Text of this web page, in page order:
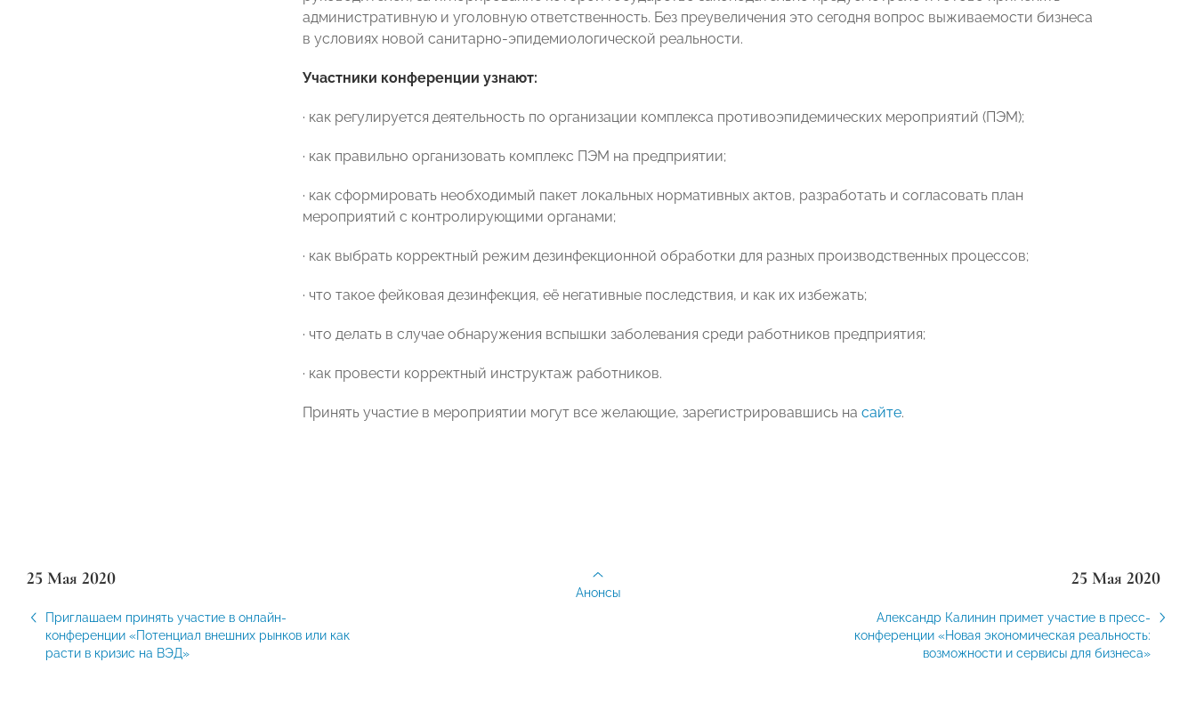
административную и уголовную ответственность. Без преувеличения это сегодня вопрос выживаемости бизнеса
в условиях новой санитарно-эпидемиологической реальности.
Участники конференции узнают:
· как регулируется деятельность по организации комплекса противоэпидемических мероприятий (ПЭМ);
· как правильно организовать комплекс ПЭМ на предприятии;
· как сформировать необходимый пакет локальных нормативных актов, разработать и согласовать план
мероприятий с контролирующими органами;
· как выбрать корректный режим дезинфекционной обработки для разных производственных процессов;
· что такое фейковая дезинфекция, её негативные последствия, и как их избежать;
· что делать в случае обнаружения вспышки заболевания среди работников предприятия;
· как провести корректный инструктаж работников.
Принять участие в мероприятии могут все желающие, зарегистрировавшись на сайте.
25 Мая 2020
Приглашаем принять участие в онлайн-
конференции «Потенциал внешних рынков или как
расти в кризис на ВЭД»
25 Мая 2020
Александр Калинин примет участие в пресс-
конференции «Новая экономическая реальность:
возможности и сервисы для бизнеса»
Анонсы